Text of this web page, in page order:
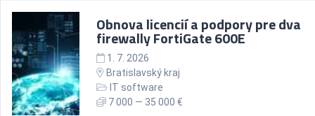
Obnova licencií a podpory pre dva
firewally FortiGate 600E
1. 7. 2026
Bratislavský kraj
IT software
7 000 — 35 000 €